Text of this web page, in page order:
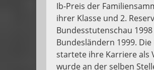
Ib-Preis der
ihrer Klasse und 2.
Bundesstutenschau
Bundesländern 1999.
startete ihre Karriere als
wurde an der selben